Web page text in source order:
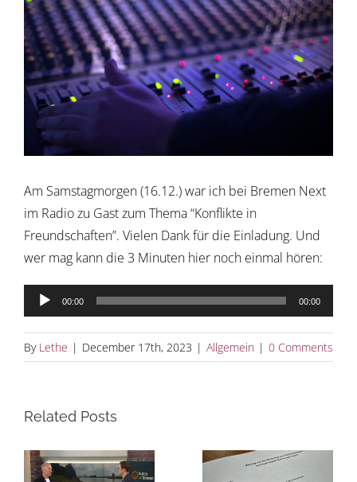
Image
Am Samstagmorgen (16.12.) war ich bei Bremen Next
im Radio zu Gast zum Thema “Konflikte in
Freundschaften”. Vielen Dank für die Einladung. Und
wer mag kann die 3 Minuten hier noch einmal hören:
Audio
Player
00:00 00:00
By Lethe | December 17th, 2023 | Allgemein | 0 Comments
Related Posts